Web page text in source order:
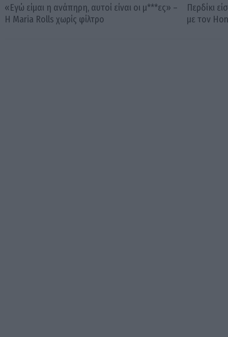
«Εγώ είμαι η ανάπηρη, αυτοί είναι οι μ***ες» –
Η Maria Rolls χωρίς φίλτρο
Περδίκι
με τον